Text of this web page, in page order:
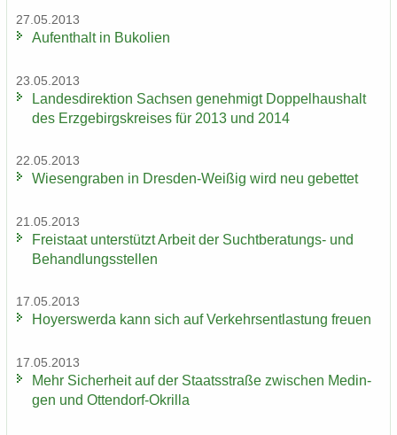
27.05.2013
Auf­ent­halt in Bu­ko­li­en
23.05.2013
Lan­des­di­rek­ti­on Sach­sen ge­neh­migt Dop­pel­haus­halt
des Erz­ge­birgs­krei­ses für 2013 und 2014
22.05.2013
Wie­sen­gra­ben in Dresden-​Weißig wird neu ge­bet­tet
21.05.2013
Frei­staat un­ter­stützt Ar­beit der Suchtberatungs-​ und
Be­hand­lungs­stel­len
17.05.2013
Ho­yers­wer­da kann sich auf Ver­kehrs­ent­las­tung freu­en
17.05.2013
Mehr Si­cher­heit auf der Staats­stra­ße zwi­schen Me­din­
gen und Ottendorf-​Okrilla